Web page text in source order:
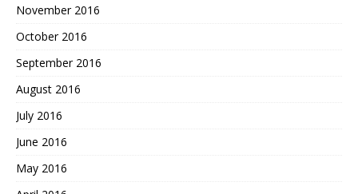
November 2016
October 2016
September 2016
August 2016
July 2016
June 2016
May 2016